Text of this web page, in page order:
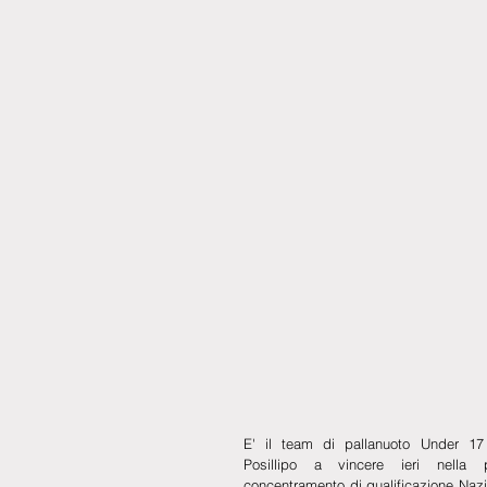
E' il team di pallanuoto Under
Posillipo a vincere ieri nella